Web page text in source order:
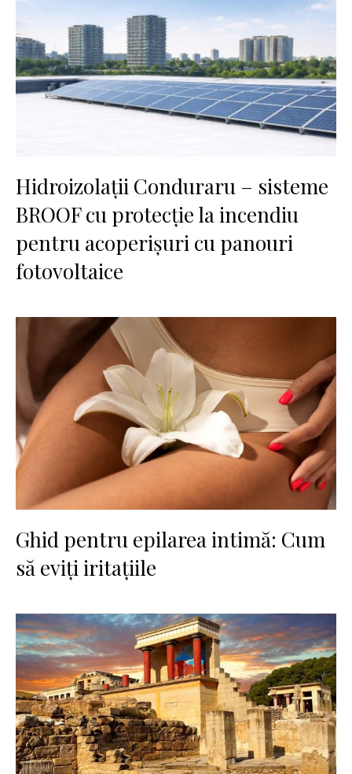
Hidroizolații Conduraru – sisteme
BROOF cu protecție la incendiu
pentru acoperișuri cu panouri
fotovoltaice
Ghid pentru epilarea intimă: Cum
să eviți iritațiile